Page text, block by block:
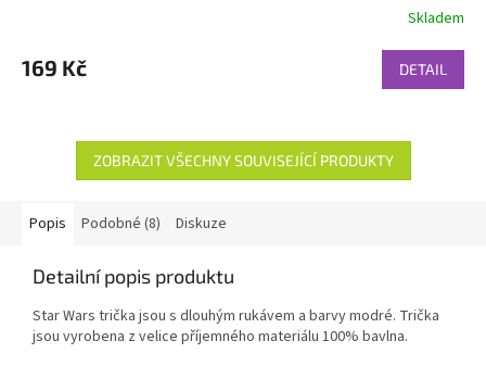
Skladem
169 Kč DETAIL
ZOBRAZIT VŠECHNY SOUVISEJÍCÍ PRODUKTY
Popis Podobné (8) Diskuze
Detailní popis produktu
Star Wars trička jsou s dlouhým rukávem a barvy modré. Trička
jsou vyrobena z velice příjemného materiálu 100% bavlna.